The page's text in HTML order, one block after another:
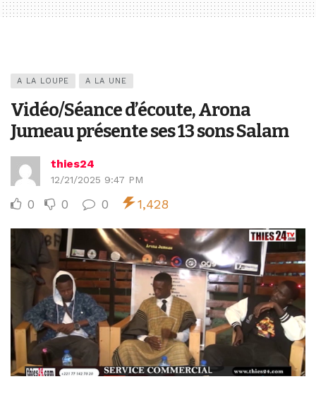
A LA LOUPE A LA UNE
Vidéo/Séance d’écoute, Arona
Jumeau présente ses 13 sons Salam
thies24
12/21/2025 9:47 PM
0 0 0 1,428